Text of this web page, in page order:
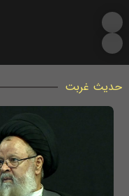
حدیث غربت